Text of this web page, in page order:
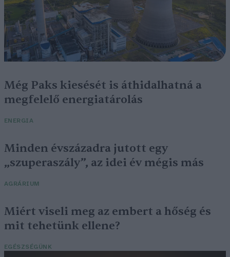
Még Paks kiesését is áthidalhatná a
megfelelő energiatárolás
ENERGIA
Minden évszázadra jutott egy
„szuperaszály”, az idei év mégis más
AGRÁRIUM
Miért viseli meg az embert a hőség és
mit tehetünk ellene?
EGÉSZSÉGÜNK